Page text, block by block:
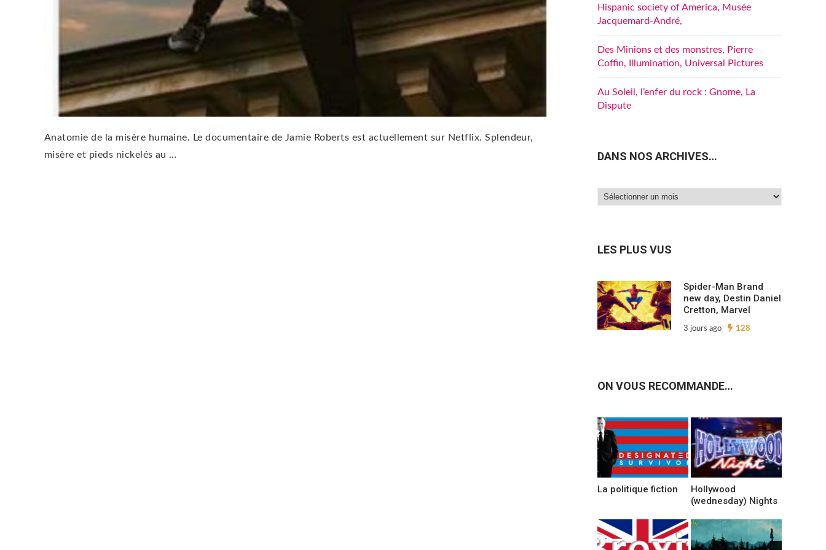
Anatomie de la misère humaine. Le documentaire de Jamie Roberts est actuellement sur Netflix. Splendeur,
misère et pieds nickelés au …
Hispanic society of America, Musée
Jacquemard-André,
Des Minions et des monstres, Pierre
Coffin, Illumination, Universal Pictures
Au Soleil, l’enfer du rock : Gnome, La
Dispute
DANS NOS ARCHIVES…
Dans
LES PLUS VUS
Spider-Man Brand
new day, Destin Daniel
Cretton, Marvel
3 jours ago 128
ON VOUS RECOMMANDE…
La politique fiction
Hollywood
(wednesday) Nights